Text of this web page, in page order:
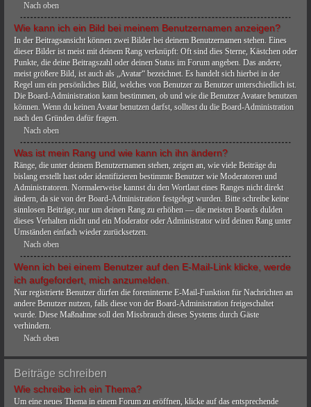
Nach oben
Wie kann ich ein Bild bei meinem Benutzernamen anzeigen?
In der Beitragsansicht können zwei Bilder bei deinem Benutzernamen stehen. Eines
dieser Bilder ist meist mit deinem Rang verknüpft: Oft sind dies Sterne, Kästchen oder
Punkte, die deine Beitragszahl oder deinen Status im Forum angeben. Das andere,
meist größere Bild, ist auch als „Avatar“ bezeichnet. Es handelt sich hierbei in der
Regel um ein persönliches Bild, welches von Benutzer zu Benutzer unterschiedlich ist.
Die Board-Administration kann bestimmen, ob und wie die Benutzer Avatare benutzen
können. Wenn du keinen Avatar benutzen darfst, solltest du die Board-Administration
nach den Gründen dafür fragen.
Nach oben
Was ist mein Rang und wie kann ich ihn ändern?
Ränge, die unter deinem Benutzernamen stehen, zeigen an, wie viele Beiträge du
bislang erstellt hast oder identifizieren bestimmte Benutzer wie Moderatoren und
Administratoren. Normalerweise kannst du den Wortlaut eines Ranges nicht direkt
ändern, da sie von der Board-Administration festgelegt wurden. Bitte schreibe keine
sinnlosen Beiträge, nur um deinen Rang zu erhöhen — die meisten Boards dulden
dieses Verhalten nicht und ein Moderator oder Administrator wird deinen Rang unter
Umständen einfach wieder zurücksetzen.
Nach oben
Wenn ich bei einem Benutzer auf den E-Mail-Link klicke, werde
ich aufgefordert, mich anzumelden.
Nur registrierte Benutzer dürfen die foreninterne E-Mail-Funktion für Nachrichten an
andere Benutzer nutzen, falls diese von der Board-Administration freigeschaltet
wurde. Diese Maßnahme soll den Missbrauch dieses Systems durch Gäste
verhindern.
Nach oben
Beiträge schreiben
Wie schreibe ich ein Thema?
Um eine neues Thema in einem Forum zu eröffnen, klicke auf das entsprechende